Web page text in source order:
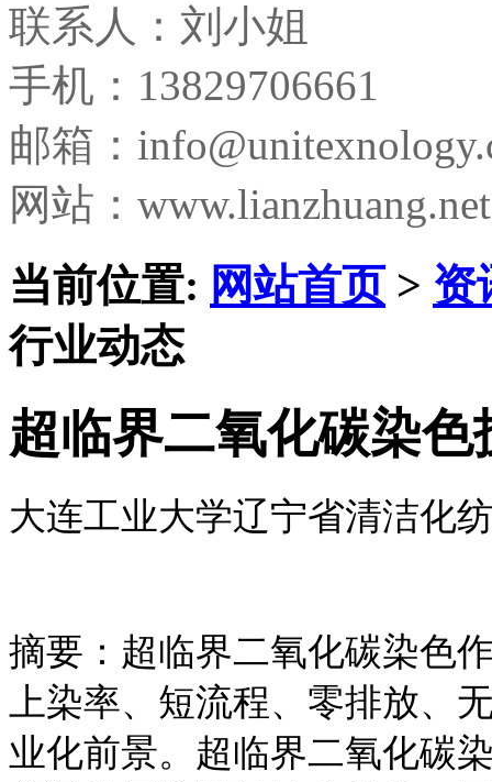
联系人：刘小姐
手机：13829706661
邮箱：
网站：www.lianzhuang.net
当前位置: 网站首页> 资
行业动态
超临界二氧化碳染色
大连工业大学辽宁省清洁化
摘要：超临界二氧化碳染色
上染率、短流程、零排放、
业化前景。超临界二氧化碳